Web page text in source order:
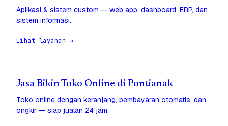
Aplikasi & sistem custom — web app, dashboard, ERP, dan
sistem informasi.
Lihat layanan →
Jasa Bikin Toko Online di Pontianak
Toko online dengan keranjang, pembayaran otomatis, dan
ongkir — siap jualan 24 jam.